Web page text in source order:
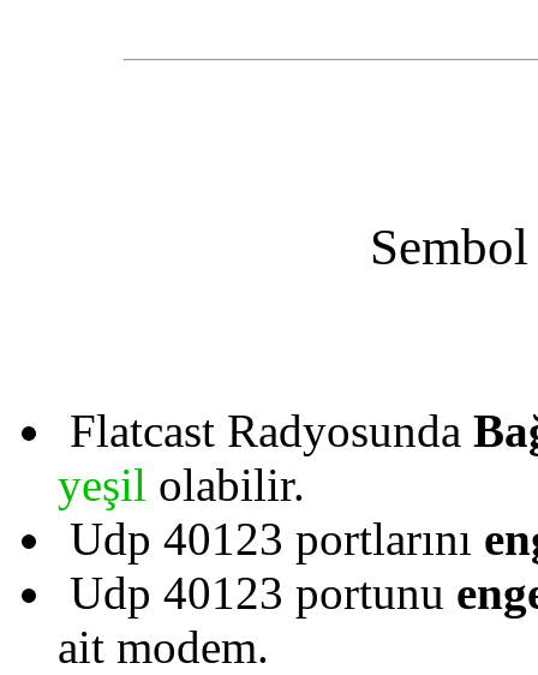
Flatcast Radyosunda
yeşil olabilir.
Udp 40123 portlarını
Udp 40123 portunu
ait modem.